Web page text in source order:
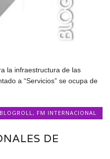
la infraestructura de las
a “Servicios” se ocupa de
BLOGROLL, FM INTERNACIONAL
DE